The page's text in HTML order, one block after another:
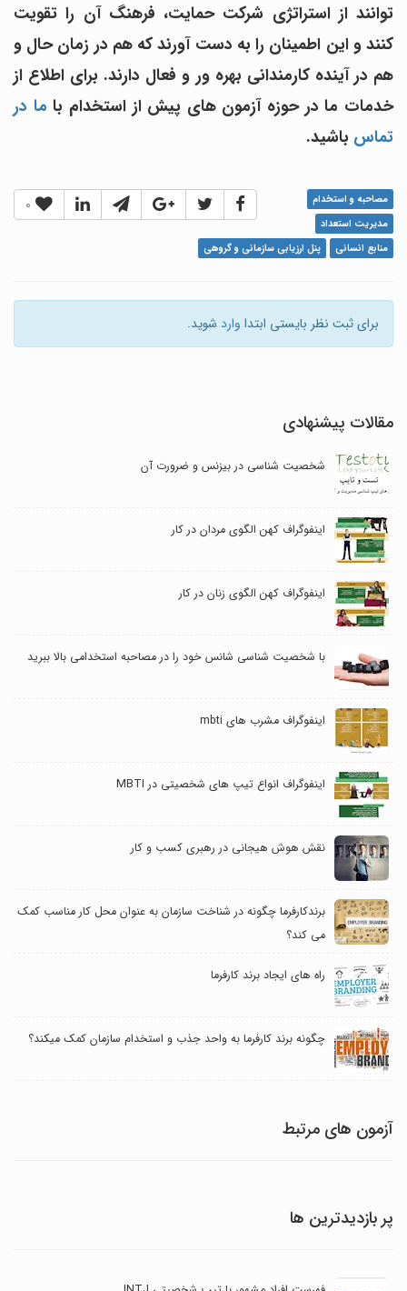
توانند از استراتژی شرکت حمایت، فرهنگ آن را تقویت
کنند و این اطمینان را به دست آورند که هم در زمان حال و
هم در آینده کارمندانی بهره ور و فعال دارند. برای اطلاع از
خدمات ما در حوزه آزمون های پیش از استخدام باما در
تماس باشید.
0
مصاحبه و استخدام
مدیریت استعداد
منابع انسانی
پنل ارزیابی سازمانی و گروهی
برای ثبت نظر بایستی ابتدا وارد شوید.
مقالات پیشنهادی
شخصیت شناسی در بیزنس و ضرورت آن
اینفوگراف کهن الگوی مردان در کار
اینفوگراف کهن الگوی زنان در کار
با شخصیت شناسی شانس خود را در مصاحبه استخدامی بالا ببرید
اینفوگراف مشرب های mbti
اینفوگراف انواع تیپ های شخصیتی در MBTI
نقش هوش هیجانی در رهبری کسب و کار
برندکارفرما چگونه در شناخت سازمان به عنوان محل کار مناسب کمک
می کند؟
راه های ایجاد برند کارفرما
چگونه برند کارفرما به واحد جذب و استخدام سازمان کمک میکند؟
آزمون های مرتبط
پر بازدیدترین ها